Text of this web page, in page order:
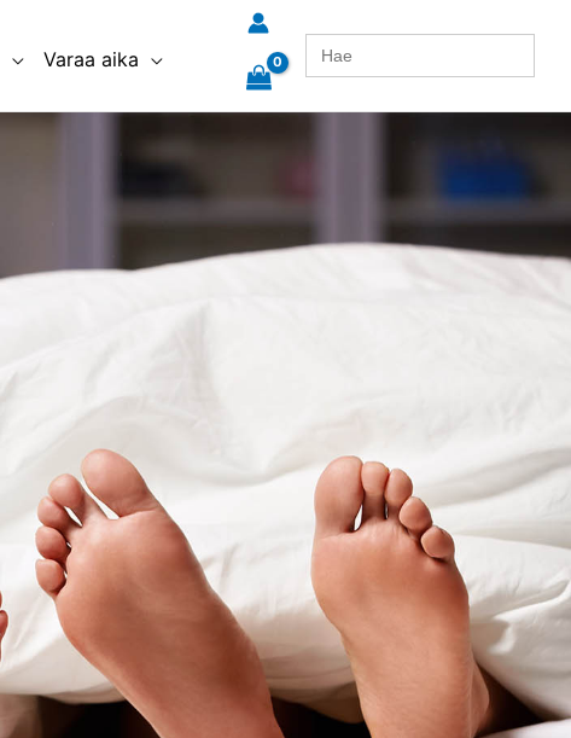
Varaa aika
Search
for: